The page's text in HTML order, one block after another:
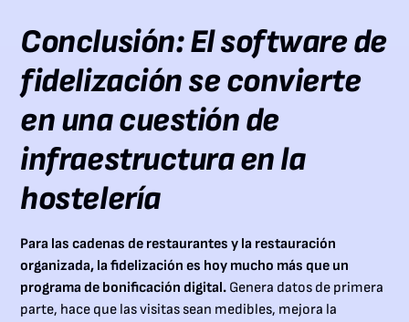
Conclusión: El software de
fidelización se convierte
en una cuestión de
infraestructura en la
hostelería
Para las cadenas de restaurantes y la restauración
organizada, la fidelización es hoy mucho más que un
programa de bonificación digital. Genera datos de primera
parte, hace que las visitas sean medibles, mejora la